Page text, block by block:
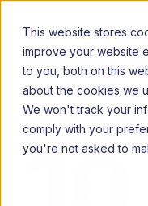
This website stores
improve your website
to you, both on this
about the cookies we
We won't track your
comply with your
you're not asked to
Ir
conteúdo